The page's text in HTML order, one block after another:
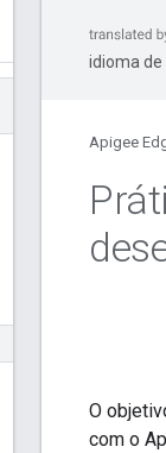
idioma de
Apigee
O
com o